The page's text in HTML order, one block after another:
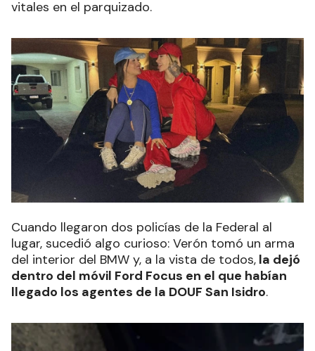
vitales en el parquizado.
Cuando llegaron dos policías de la Federal al
lugar, sucedió algo curioso: Verón tomó un arma
del interior del BMW y, a la vista de todos, la dejó
dentro del móvil Ford Focus en el que habían
llegado los agentes de la DOUF San Isidro.